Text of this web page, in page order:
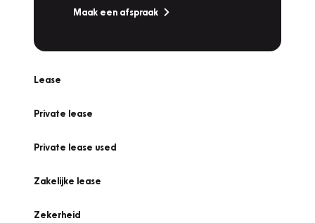
Maak een afspraak
Lease
Private lease
Private lease used
Zakelijke lease
Zekerheid